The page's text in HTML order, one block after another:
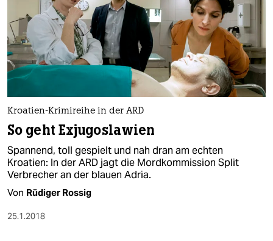
Kroatien-Krimireihe in der ARD
So geht Exjugoslawien
Spannend, toll gespielt und nah dran am echten
Kroatien: In der ARD jagt die Mordkommission Split
Verbrecher an der blauen Adria.
Von Rüdiger Rossig
25.1.2018